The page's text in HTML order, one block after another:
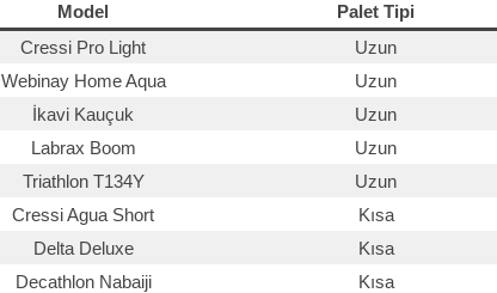
Model Palet Tipi
Cressi Pro Light Uzun
Webinay Home Aqua Uzun
İkavi Kauçuk Uzun
Labrax Boom Uzun
Triathlon T134Y Uzun
Cressi Agua Short Kısa
Delta Deluxe Kısa
Decathlon Nabaiji Kısa